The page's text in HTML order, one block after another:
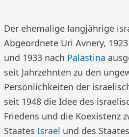
Der ehemalige langjährige
Abgeordnete Uri Avnery,
und 1933 nach Palästina
seit Jahrzehnten zu den
Persönlichkeiten der
seit 1948 die Idee des
Friedens und die Koexistenz
Staates Israel und des